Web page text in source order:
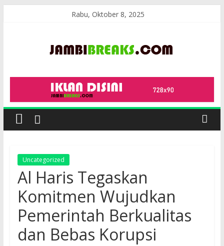
Rabu, Oktober 8, 2025
JambiBreaks
Uncategorized
Al Haris Tegaskan
Komitmen Wujudkan
Pemerintah Berkualitas
dan Bebas Korupsi